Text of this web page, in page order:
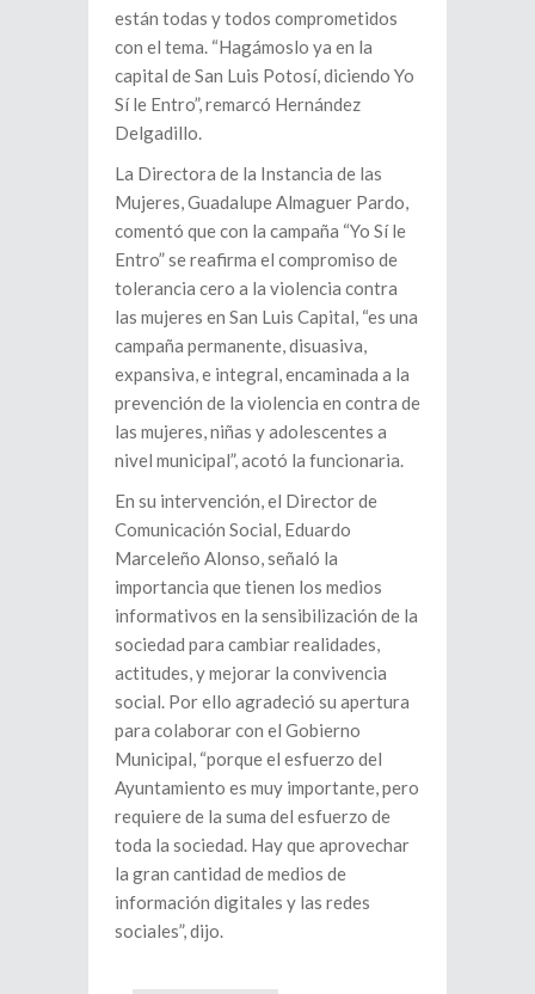
están todas y todos comprometidos
con el tema. “Hagámoslo ya en la
capital de San Luis Potosí, diciendo Yo
Sí le Entro”, remarcó Hernández
Delgadillo.
La Directora de la Instancia de las
Mujeres, Guadalupe Almaguer Pardo,
comentó que con la campaña “Yo Sí le
Entro” se reafirma el compromiso de
tolerancia cero a la violencia contra
las mujeres en San Luis Capital, “es una
campaña permanente, disuasiva,
expansiva, e integral, encaminada a la
prevención de la violencia en contra de
las mujeres, niñas y adolescentes a
nivel municipal”, acotó la funcionaria.
En su intervención, el Director de
Comunicación Social, Eduardo
Marceleño Alonso, señaló la
importancia que tienen los medios
informativos en la sensibilización de la
sociedad para cambiar realidades,
actitudes, y mejorar la convivencia
social. Por ello agradeció su apertura
para colaborar con el Gobierno
Municipal, “porque el esfuerzo del
Ayuntamiento es muy importante, pero
requiere de la suma del esfuerzo de
toda la sociedad. Hay que aprovechar
la gran cantidad de medios de
información digitales y las redes
sociales”, dijo.